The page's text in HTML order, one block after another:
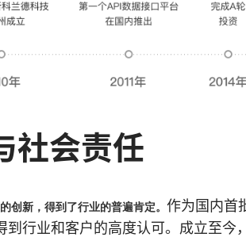
社会责任
创新，得到了行业的普遍肯定。 作为国内首
到行业和客户的高度认可。成立至